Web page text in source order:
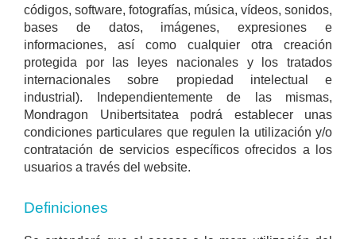
códigos, software, fotografías, música, vídeos, sonidos,
bases de datos, imágenes, expresiones e
informaciones, así como cualquier otra creación
protegida por las leyes nacionales y los tratados
internacionales sobre propiedad intelectual e
industrial). Independientemente de las mismas,
Mondragon Unibertsitatea podrá establecer unas
condiciones particulares que regulen la utilización y/o
contratación de servicios específicos ofrecidos a los
usuarios a través del website.
Definiciones